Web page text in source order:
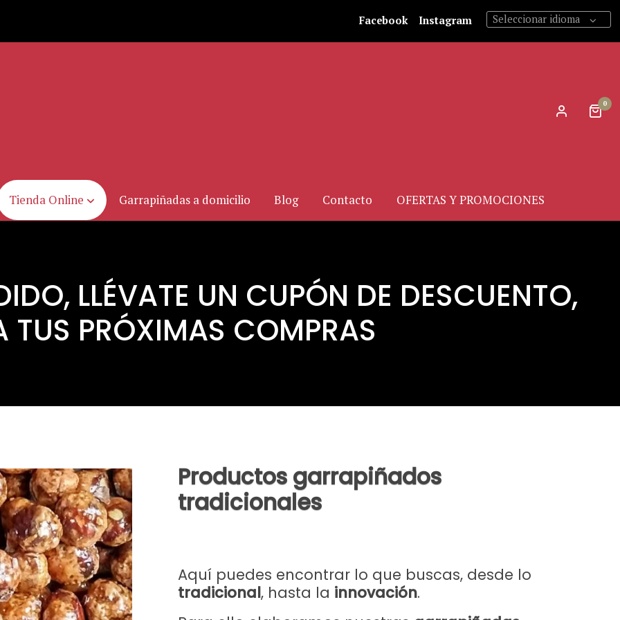
Facebook Instagram Seleccionar idioma
0
Tienda Online Garrapiñadas a domicilio Blog Contacto OFERTAS Y PROMOCIONES
LLÉVATE UN CUPÓN DE DESCUENTO,
TUS PRÓXIMAS COMPRAS
Productos garrapiñados
tradicionales
Aquí puedes encontrar lo que buscas, desde lo
tradicional, hasta la innovación.